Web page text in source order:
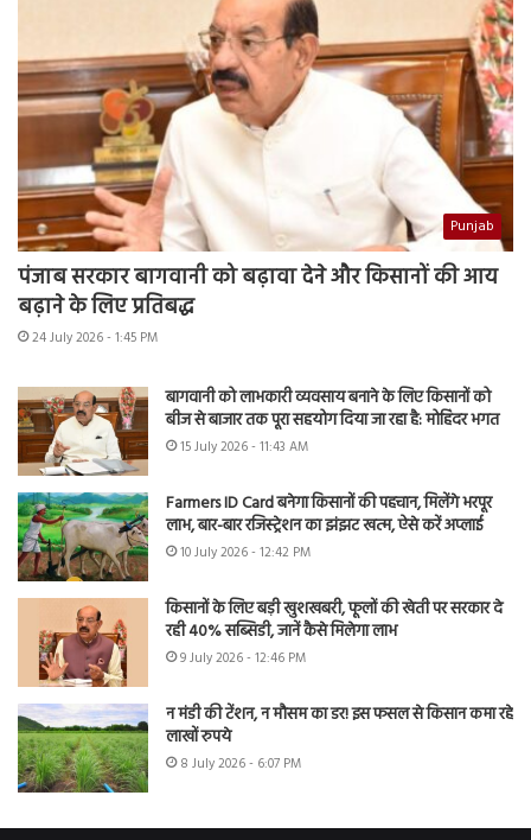
Punjab
पंजाब सरकार बागवानी को बढ़ावा देने और किसानों की आय
बढ़ाने के लिए प्रतिबद्ध
24 July 2026 - 1:45 PM
बागवानी को लाभकारी व्यवसाय बनाने के लिए किसानों को
बीज से बाजार तक पूरा सहयोग दिया जा रहा है: मोहिंदर भगत
15 July 2026 - 11:43 AM
Farmers ID Card बनेगा किसानों की पहचान, मिलेंगे भरपूर
लाभ, बार-बार रजिस्ट्रेशन का झंझट खत्म, ऐसे करें अप्लाई
10 July 2026 - 12:42 PM
किसानों के लिए बड़ी खुशखबरी, फूलों की खेती पर सरकार दे
रही 40% सब्सिडी, जानें कैसे मिलेगा लाभ
9 July 2026 - 12:46 PM
न मंडी की टेंशन, न मौसम का डर! इस फसल से किसान कमा रहे
लाखों रुपये
8 July 2026 - 6:07 PM